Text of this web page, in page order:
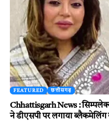
FEATURED छत्तीसगढ़
Chhattisgarh News :
ने डीएसपी पर लगाया